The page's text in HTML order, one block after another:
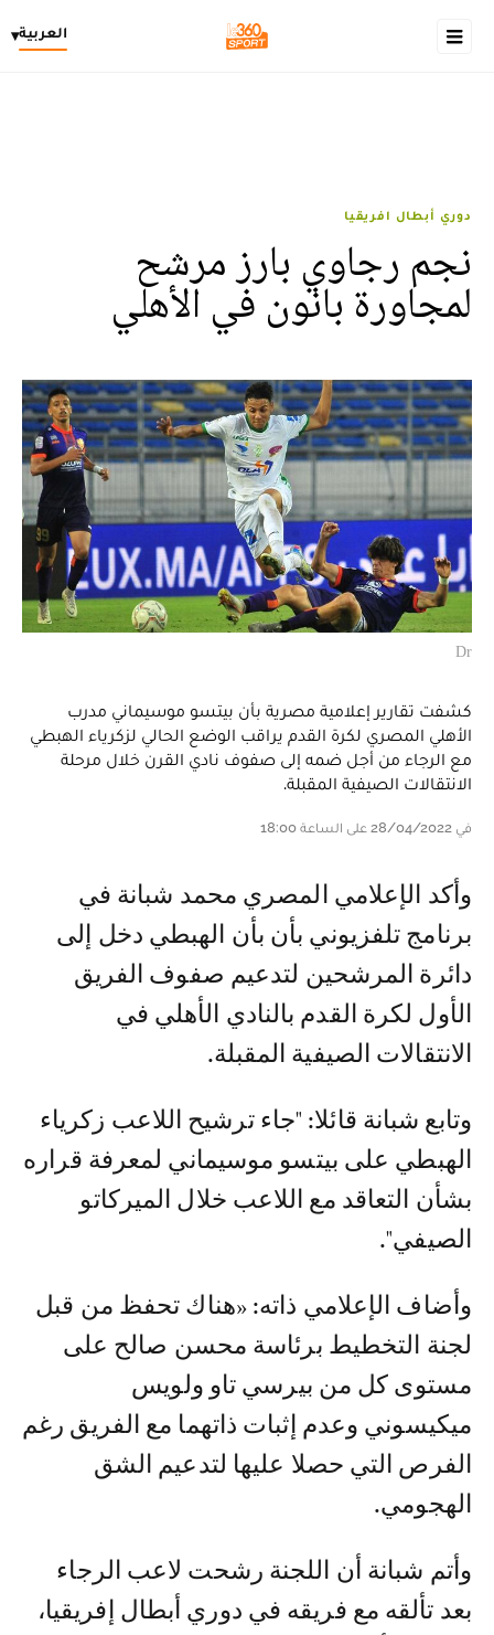
العربية▾
دوري أبطال افريقيا
نجم رجاوي بارز مرشح
لمجاورة بانون في الأهلي
Dr
كشفت تقارير إعلامية مصرية بأن بيتسو موسيماني مدرب
الأهلي المصري لكرة القدم يراقب الوضع الحالي لزكرياء الهبطي
مع الرجاء من أجل ضمه إلى صفوف نادي القرن خلال مرحلة
الانتقالات الصيفية المقبلة.
في 28/04/2022 على الساعة 18:00
وأكد الإعلامي المصري محمد شبانة في
برنامج تلفزيوني بأن بأن الهبطي دخل إلى
دائرة المرشحين لتدعيم صفوف الفريق
الأول لكرة القدم بالنادي الأهلي في
الانتقالات الصيفية المقبلة.
وتابع شبانة قائلا: "جاء ترشيح اللاعب زكرياء
الهبطي على بيتسو موسيماني لمعرفة قراره
بشأن التعاقد مع اللاعب خلال الميركاتو
الصيفي".
وأضاف الإعلامي ذاته: «هناك تحفظ من قبل
لجنة التخطيط برئاسة محسن صالح على
مستوى كل من بيرسي تاو ولويس
ميكيسوني وعدم إثبات ذاتهما مع الفريق رغم
الفرص التي حصلا عليها لتدعيم الشق
الهجومي.
وأتم شبانة أن اللجنة رشحت لاعب الرجاء
بعد تألقه مع فريقه في دوري أبطال إفريقيا،